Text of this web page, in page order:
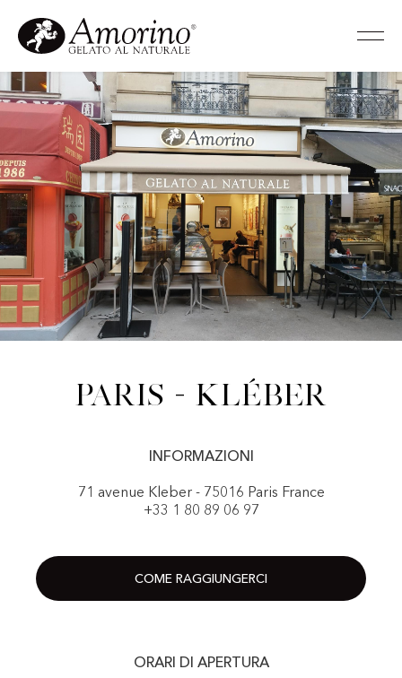
Paris - Kléber
INFORMAZIONI
71 avenue Kleber - 75016 Paris France
+33 1 80 89 06 97
COME RAGGIUNGERCI
ORARI DI APERTURA